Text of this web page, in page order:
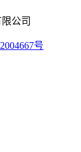
公司
号